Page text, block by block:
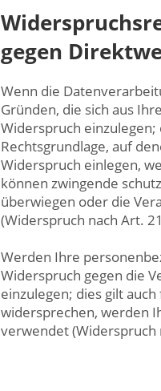
gegen
Wenn die
Gründen, die sich aus
Widerspruch
Rechtsgrundlage, auf
Widerspruch einlegen,
können zwingende
überwiegen oder die
(Widerspruch nach Art.
Werden Ihre
Widerspruch gegen die
einzulegen; dies gilt
widersprechen, werden
verwendet (Widerspruch